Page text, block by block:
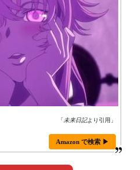
「未来日記より引用」
Amazon で検索 ▶